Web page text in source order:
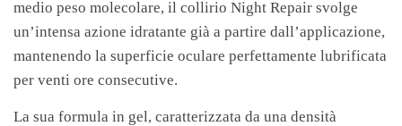
medio peso molecolare, il collirio Night Repair svolge
un’intensa azione idratante già a partire dall’applicazione,
mantenendo la superficie oculare perfettamente lubrificata
per venti ore consecutive.
La sua formula in gel, caratterizzata da una densità